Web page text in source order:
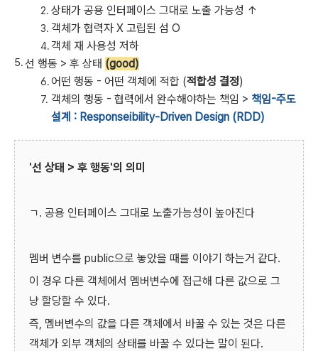
상태가 공용 인터페이스 그대로 노출 가능성 ↑
객체가 협력자 X 고립된 섬 O
객체 재 사용성 저하
선 행동 > 후 상태 (good)
어떤 행동 - 어떤 객체에 적합 (적합성 결정)
객체의 행동 - 협력에서 완수해야하는 책임 > 책임-주도
설계 : Responseibility-Driven Design (RDD)
'선 상태 > 후 행동'의 의미
ㄱ. 공용 인터페이스 그대로 노출가능성이 높아진다
멤버 변수를 public으로 놓았을 때를 이야기 하는거 같다.
이 경우 다른 객체에서 멤버변수에 접근해 다른 값으로 그
냥 할당할 수 있다.
즉, 멤버변수의 값을 다른 객체에서 바꿀 수 있는 것은 다른
객체가 외부 객체의 상태를 바꿀 수 있다는 말이 된다.